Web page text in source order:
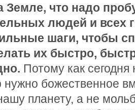
Земле, что надо
людей и всех
шаги, чтобы
их быстро,
Потому как сегодня
нужно божественное
планету, а не